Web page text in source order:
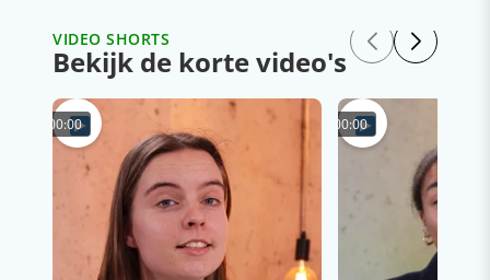
VIDEO SHORTS
Bekijk de korte video's
00:00 00:00